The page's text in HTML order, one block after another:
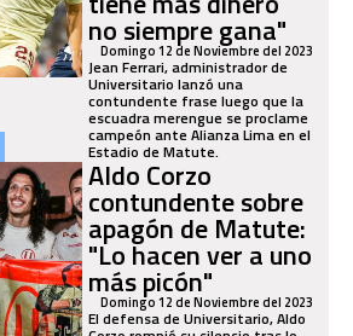
no siempre gana"
Domingo 12 de Noviembre del 2023
Jean Ferrari, administrador de
Universitario lanzó una
contundente frase luego que la
escuadra merengue se proclame
campeón ante Alianza Lima en el
Estadio de Matute.
Aldo Corzo
contundente sobre
apagón de Matute:
"Lo hacen ver a uno
más picón"
Domingo 12 de Noviembre del 2023
El defensa de Universitario, Aldo